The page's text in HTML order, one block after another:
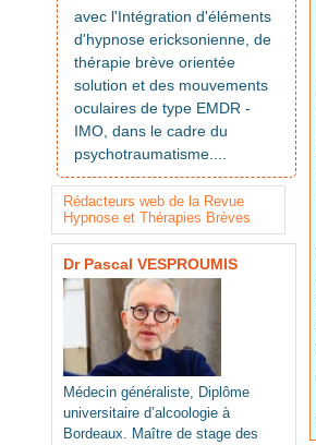
avec l'Intégration d'éléments
d'hypnose ericksonienne, de
thérapie brève orientée
solution et des mouvements
oculaires de type EMDR -
IMO, dans le cadre du
psychotraumatisme....
Rédacteurs web de la Revue
Hypnose et Thérapies Brèves
Dr Pascal VESPROUMIS
Médecin généraliste, Diplôme
universitaire d’alcoologie à
Bordeaux. Maître de stage des